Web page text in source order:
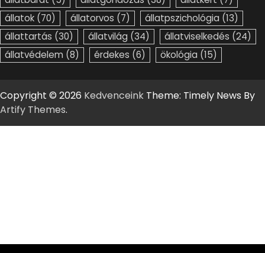
állatok (70) állatorvos (7) állatpszichológia (13)
állattartás (30) állatvilág (34) állatviselkedés (24)
állatvédelem (8) érdekes (6) ökológia (15)
Copyright © 2026 Kedvenceink Theme: Timely News By
Artify Themes.